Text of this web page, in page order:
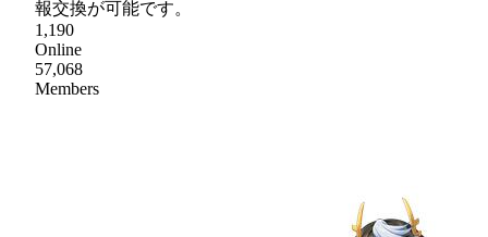
報交換が可能です。
1,190
Online
57,068
Members